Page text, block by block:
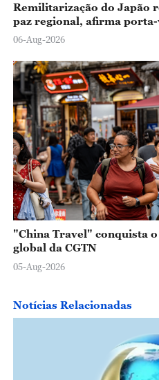
Remilitarização do Japão
paz regional, afirma porta-
06-Aug-2026
"China Travel" conquista
global da CGTN
05-Aug-2026
Notícias Relacionadas